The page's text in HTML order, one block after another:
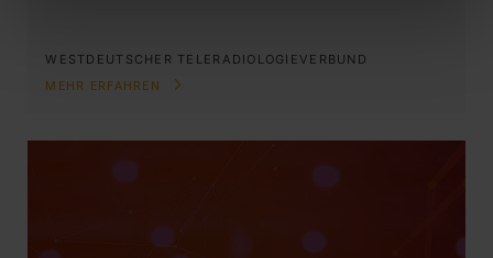
WESTDEUTSCHER TELERADIOLOGIEVERBUND
MEHR ERFAHREN